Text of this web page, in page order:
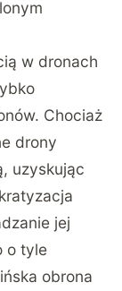
w dronach
Chociaż
drony
uzyskując
jej
o tyle
obrona